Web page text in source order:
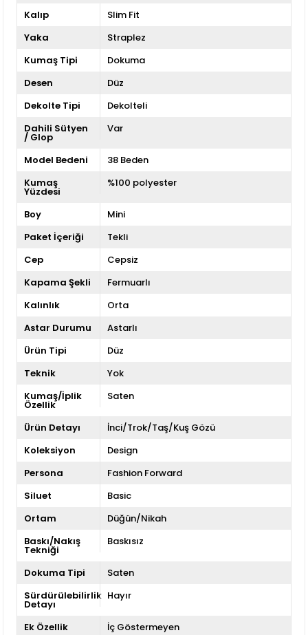
Kalıp
Slim Fit
Yaka
Straplez
Kumaş Tipi
Dokuma
Desen
Düz
Dekolte Tipi
Dekolteli
Dahili Sütyen
/ Glop
Var
Model Bedeni
38 Beden
Kumaş
Yüzdesi
%100 polyester
Boy
Mini
Paket İçeriği
Tekli
Cep
Cepsiz
Kapama Şekli
Fermuarlı
Kalınlık
Orta
Astar Durumu
Astarlı
Ürün Tipi
Düz
Teknik
Yok
Kumaş/İplik
Özellik
Saten
Ürün Detayı
İnci/Trok/Taş/Kuş Gözü
Koleksiyon
Design
Persona
Fashion Forward
Siluet
Basic
Ortam
Düğün/Nikah
Baskı/Nakış
Tekniği
Baskısız
Dokuma Tipi
Saten
Sürdürülebilirlik
Detayı
Hayır
Ek Özellik
İç Göstermeyen